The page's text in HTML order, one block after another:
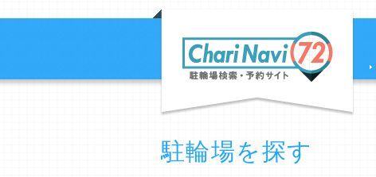
駐輪場を探す